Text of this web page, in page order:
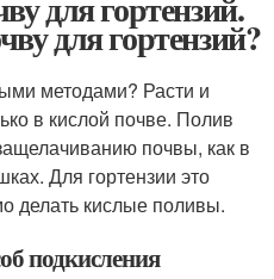
для гортензий?
методами? Расти и
в кислой почве. Полив
почвы, как в
Для гортензии это
делать кислые поливы.
подкисления